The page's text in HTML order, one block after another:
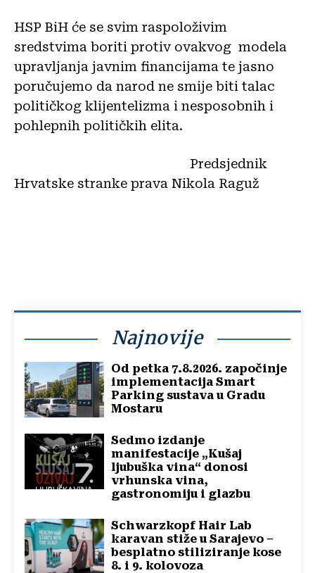
HSP BiH će se svim raspoloživim
sredstvima boriti protiv ovakvog modela
upravljanja javnim financijama te jasno
poručujemo da narod ne smije biti talac
političkog klijentelizma i nesposobnih i
pohlepnih političkih elita.
Predsjednik
Hrvatske stranke prava Nikola Raguž
Najnovije
Od petka 7.8.2026. započinje
implementacija Smart
Parking sustava u Gradu
Mostaru
Sedmo izdanje
manifestacije „Kušaj
ljubuška vina“ donosi
vrhunska vina,
gastronomiju i glazbu
Schwarzkopf Hair Lab
karavan stiže u Sarajevo –
besplatno stiliziranje kose
8. i 9. kolovoza